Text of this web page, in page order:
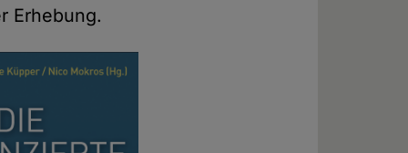
Erhebung.